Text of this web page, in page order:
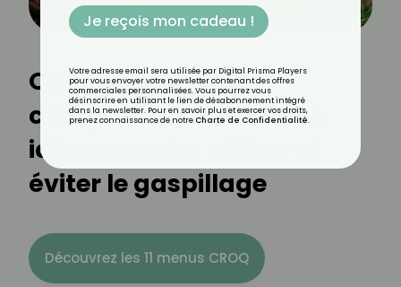
Que faire avec des
courgettes molles ? Des
idées pour les utiliser et
éviter le gaspillage
Découvrez les 11 menus CROQ
Je reçois mon cadeau !
Votre adresse email sera utilisée par Digital Prisma Players
pour vous envoyer votre newsletter contenant des offres
commerciales personnalisées. Vous pourrez vous
désinscrire en utilisant le lien de désabonnement intégré
dans la newsletter. Pour en savoir plus et exercer vos droits,
prenez connaissance de notre Charte de Confidentialité.